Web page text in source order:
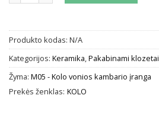
Produkto kodas: N/A
Kategorijos: Keramika,Pakabinami klozetai
Žyma: M05 - Kolo vonios kambario įranga
Prekės ženklas: KOLO